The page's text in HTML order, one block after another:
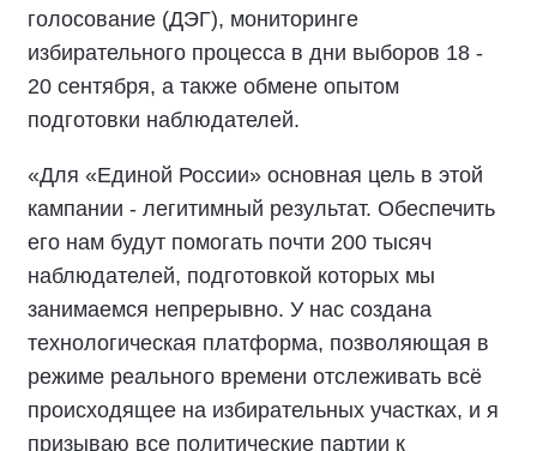
голосование (ДЭГ), мониторинге
избирательного процесса в дни выборов 18 -
20 сентября, а также обмене опытом
подготовки наблюдателей.
«Для «Единой России» основная цель в этой
кампании - легитимный результат. Обеспечить
его нам будут помогать почти 200 тысяч
наблюдателей, подготовкой которых мы
занимаемся непрерывно. У нас создана
технологическая платформа, позволяющая в
режиме реального времени отслеживать всё
происходящее на избирательных участках, и я
призываю все политические партии к